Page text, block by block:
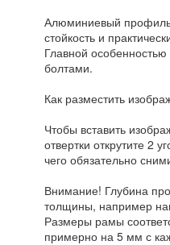
Алюминиевый профиль
стойкость и
Главной
болтами.
Как разместить
Чтобы вставить
отвертки открутите 2
чего обязательно
Внимание! Глубина
толщины, например
Размеры рамы
примерно на 5 мм с